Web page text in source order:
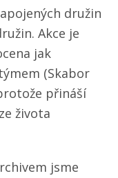
družin
Akce je
jak
(Skabor
přináší
života
jsme